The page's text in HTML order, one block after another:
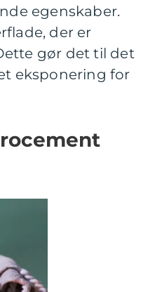
egenskaber.
der er
gør det til det
eksponering for